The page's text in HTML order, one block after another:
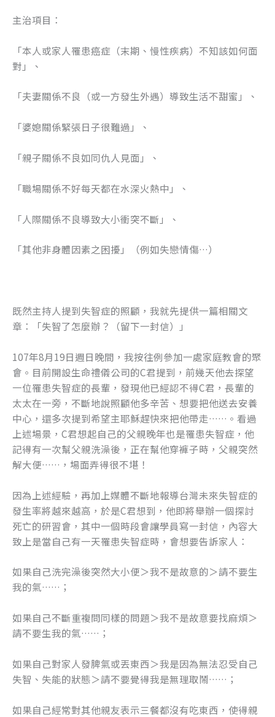
主治項目：
「本人或家人罹患癌症（末期、慢性疾病）不知該如何面
對」、
「夫妻關係不良（或一方發生外遇）導致生活不甜蜜」、
「婆媳關係緊張日子很難過」、
「親子關係不良如同仇人見面」、
「職場關係不好每天都在水深火熱中」、
「人際關係不良導致大小衝突不斷」、
「其他非身體因素之困擾」（例如失戀情傷…）
既然主持人提到失智症的照顧，我就先提供一篇相關文
章：「失智了怎麼辦？（留下一封信）」
107年8月19日週日晚間，我按往例參加一處家庭教會的聚
會。目前開設生命禮儀公司的C君提到，前幾天他去探望
一位罹患失智症的長輩，發現他已經認不得C君，長輩的
太太在一旁，不斷地說照顧他多辛苦、想要把他送去安養
中心，還多次提到希望主耶穌趕快來把他帶走……。看過
上述場景，C君想起自己的父親晚年也是罹患失智症，他
記得有一次幫父親洗澡後，正在幫他穿褲子時，父親突然
解大便……，場面弄得很不堪！
因為上述經驗，再加上媒體不斷地報導台灣未來失智症的
發生率將越來越高，於是C君想到，他即將舉辦一個探討
死亡的研習會，其中一個時段會讓學員寫一封信，內容大
致上是當自己有一天罹患失智症時，會想要告訴家人：
如果自己洗完澡後突然大小便＞我不是故意的＞請不要生
我的氣……；
如果自己不斷重複問同樣的問題＞我不是故意要找麻煩＞
請不要生我的氣……；
如果自己對家人發脾氣或丟東西＞我是因為無法忍受自己
失智、失能的狀態＞請不要覺得我是無理取鬧……；
如果自己經常對其他親友表示三餐都沒有吃東西，使得親